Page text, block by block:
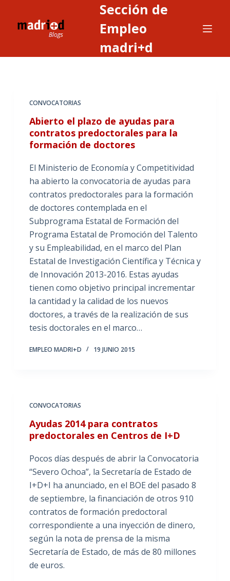
Sección de
Empleo
madri+d
CONVOCATORIAS
Abierto el plazo de ayudas para
contratos predoctorales para la
formación de doctores
El Ministerio de Economía y Competitividad
ha abierto la convocatoria de ayudas para
contratos predoctorales para la formación
de doctores contemplada en el
Subprograma Estatal de Formación del
Programa Estatal de Promoción del Talento
y su Empleabilidad, en el marco del Plan
Estatal de Investigación Científica y Técnica y
de Innovación 2013-2016. Estas ayudas
tienen como objetivo principal incrementar
la cantidad y la calidad de los nuevos
doctores, a través de la realización de sus
tesis doctorales en el marco…
EMPLEO MADRI+D 19 JUNIO 2015
CONVOCATORIAS
Ayudas 2014 para contratos
predoctorales en Centros de I+D
Pocos días después de abrir la Convocatoria
“Severo Ochoa”, la Secretaría de Estado de
I+D+I ha anunciado, en el BOE del pasado 8
de septiembre, la financiación de otros 910
contratos de formación predoctoral
correspondiente a una inyección de dinero,
según la nota de prensa de la misma
Secretaría de Estado, de más de 80 millones
de euros.